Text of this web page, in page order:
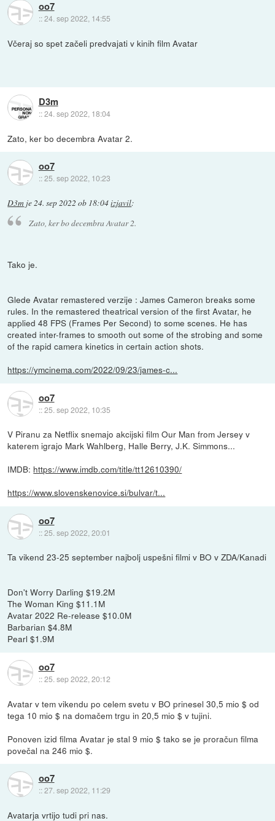
oo7
::24. sep 2022, 14:55
Včeraj so spet začeli predvajati v kinih film Avatar
D3m
::24. sep 2022, 18:04
Zato, ker bo decembra Avatar 2.
oo7
::25. sep 2022, 10:23
D3m je24. sep 2022 ob 18:04izjavil:
Zato, ker bo decembra Avatar 2.
Tako je.
Glede Avatar remastered verzije : James Cameron breaks some
rules. In the remastered theatrical version of the first Avatar, he
applied 48 FPS (Frames Per Second) to some scenes. He has
created inter-frames to smooth out some of the strobing and some
of the rapid camera kinetics in certain action shots.
https://ymcinema.com/2022/09/23/james-c...
oo7
::25. sep 2022, 10:35
V Piranu za Netflix snemajo akcijski film Our Man from Jersey v
katerem igrajo Mark Wahlberg, Halle Berry, J.K. Simmons...
IMDB: https://www.imdb.com/title/tt12610390/
https://www.slovenskenovice.si/bulvar/t...
oo7
::25. sep 2022, 20:01
Ta vikend 23-25 september najbolj uspešni filmi v BO v ZDA/Kanadi
Don't Worry Darling $19.2M
The Woman King $11.1M
Avatar 2022 Re-release $10.0M
Barbarian $4.8M
Pearl $1.9M
oo7
::25. sep 2022, 20:12
Avatar v tem vikendu po celem svetu v BO prinesel 30,5 mio $ od
tega 10 mio $ na domačem trgu in 20,5 mio $ v tujini.
Ponoven izid filma Avatar je stal 9 mio $ tako se je proračun filma
povečal na 246 mio $.
oo7
::27. sep 2022, 11:29
Avatarja vrtijo tudi pri nas.